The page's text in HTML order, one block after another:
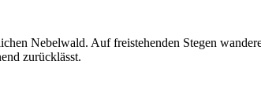
Nebelwald. Auf freistehenden Stegen
zurücklässt.